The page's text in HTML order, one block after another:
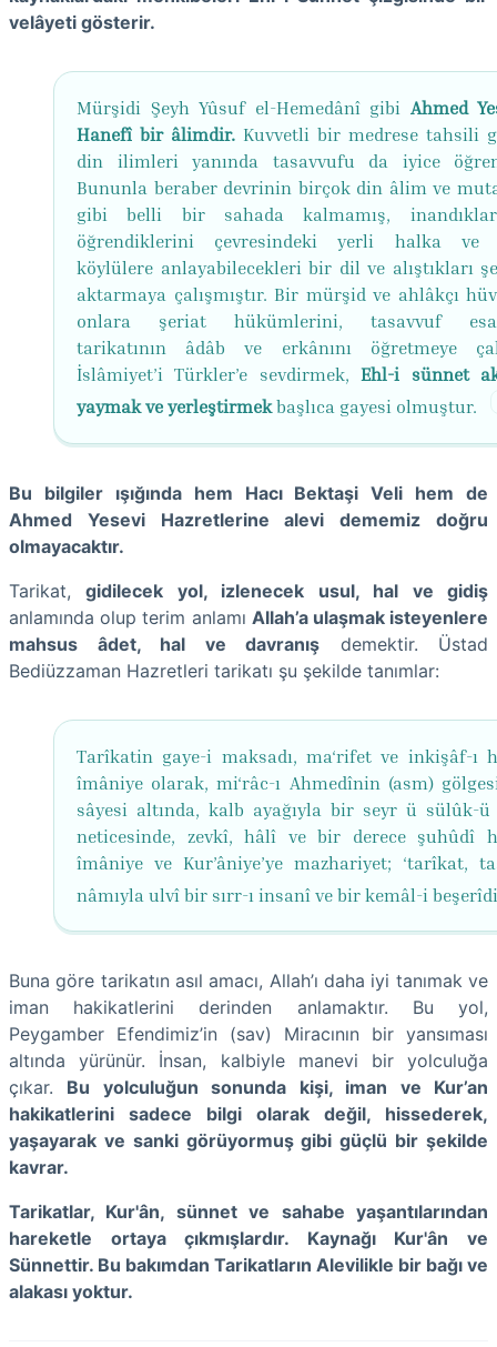
velâyeti gösterir.
Mürşidi Şeyh Yûsuf el-Hemedânî gibi Ahmed
Hanefî bir âlimdir. Kuvvetli bir medrese tahsili
din ilimleri yanında tasavvufu da iyice
Bununla beraber devrinin birçok din âlim ve
gibi belli bir sahada kalmamış,
öğrendiklerini çevresindeki yerli halka ve
köylülere anlayabilecekleri bir dil ve alıştıkları
aktarmaya çalışmıştır. Bir mürşid ve ahlâkçı
onlara şeriat hükümlerini, tasavvuf
tarikatının âdâb ve erkânını öğretmeye
İslâmiyet’i Türkler’e sevdirmek,Ehl-i sünnet
yaymak ve yerleştirmekbaşlıca gayesi olmuştur.
Bu bilgiler ışığında hem Hacı Bektaşi Veli hem de
Ahmed Yesevi Hazretlerine alevi dememiz doğru
olmayacaktır.
Tarikat,gidilecek yol, izlenecek usul, hal ve gidiş
anlamında olup terim anlamı Allah’a ulaşmak isteyenlere
mahsus âdet, hal ve davranış demektir. Üstad
Bediüzzaman Hazretleri tarikatı şu şekilde tanımlar:
Tarîkatin gaye-i maksadı, ma‘rifet ve inkişâf-ı
îmâniye olarak, mi‘râc-ı Ahmedînin (asm)
sâyesi altında, kalb ayağıyla bir seyr ü sülûk-
neticesinde, zevkî, hâlî ve bir derece şuhûdî
îmâniye ve Kur’âniye’ye mazhariyet; ‘tarîkat,
nâmıyla ulvî bir sırr-ı insanî ve bir kemâl-i
Buna göre tarikatın asıl amacı, Allah’ı daha iyi tanımak ve
iman hakikatlerini derinden anlamaktır. Bu yol,
Peygamber Efendimiz’in (sav) Miracının bir yansıması
altında yürünür. İnsan, kalbiyle manevi bir yolculuğa
çıkar. Bu yolculuğun sonunda kişi, iman ve Kur’an
hakikatlerini sadece bilgi olarak değil, hissederek,
yaşayarak ve sanki görüyormuş gibi güçlü bir şekilde
kavrar.
Tarikatlar, Kur'ân, sünnet ve sahabe yaşantılarından
hareketle ortaya çıkmışlardır. Kaynağı Kur'ân ve
Sünnettir. Bu bakımdan Tarikatların Alevilikle bir bağı ve
alakası yoktur.